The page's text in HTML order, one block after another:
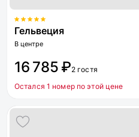
Гельвеция
В центре
16 785 ₽2 гостя
Остался 1 номер по этой цене